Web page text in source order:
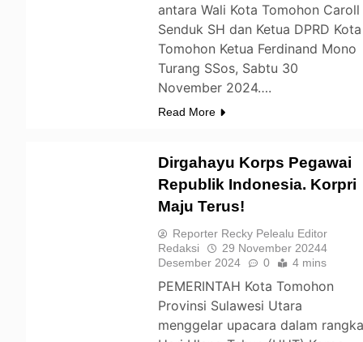
antara Wali Kota Tomohon Caroll
Senduk SH dan Ketua DPRD Kota
Tomohon Ketua Ferdinand Mono
Turang SSos, Sabtu 30
November 2024….
Read More
Dirgahayu Korps Pegawai
Republik Indonesia. Korpri
Maju Terus!
Reporter Recky Pelealu Editor
Redaksi
29 November 20244
Desember 2024
0 4 mins
PEMERINTAH Kota Tomohon
Provinsi Sulawesi Utara
menggelar upacara dalam